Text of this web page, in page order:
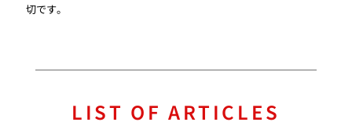
切です。
LIST OF ARTICLES